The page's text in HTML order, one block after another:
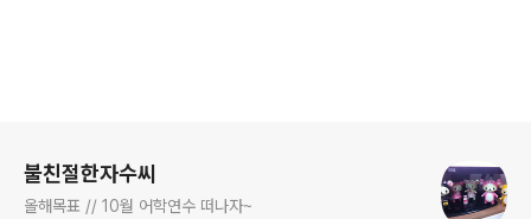
불친절한자수씨
올해목표 // 10월 어학연수 떠나자~